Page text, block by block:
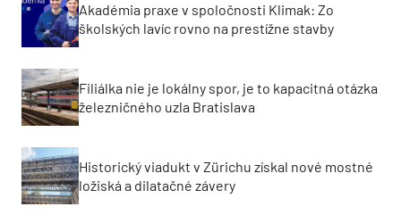
Akadémia praxe v spoločnosti Klimak: Zo
školských lavíc rovno na prestížne stavby
Filiálka nie je lokálny spor, je to kapacitná otázka
železničného uzla Bratislava
Historický viadukt v Zürichu získal nové mostné
ložiská a dilatačné závery